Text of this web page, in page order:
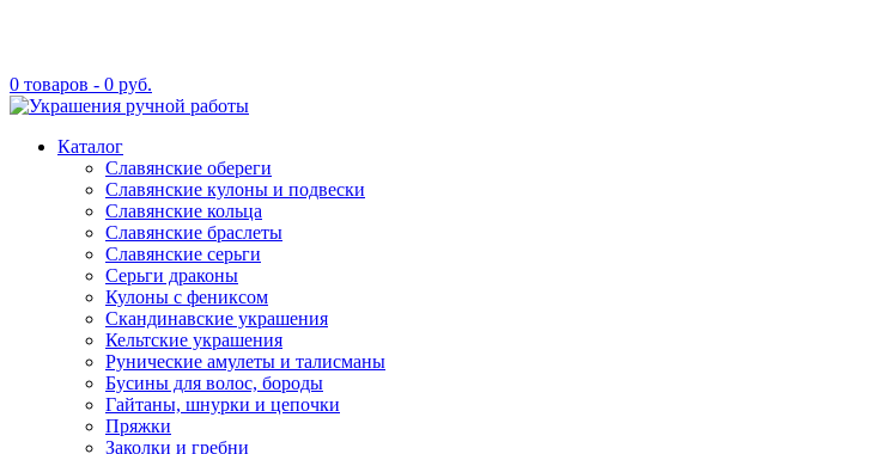
0 товаров - 0 руб.
Каталог
Славянские обереги
Славянские кулоны и подвески
Славянские кольца
Славянские браслеты
Славянские серьги
Серьги драконы
Кулоны с фениксом
Скандинавские украшения
Кельтские украшения
Рунические амулеты и талисманы
Бусины для волос, бороды
Гайтаны, шнурки и цепочки
Пряжки
Заколки и гребни